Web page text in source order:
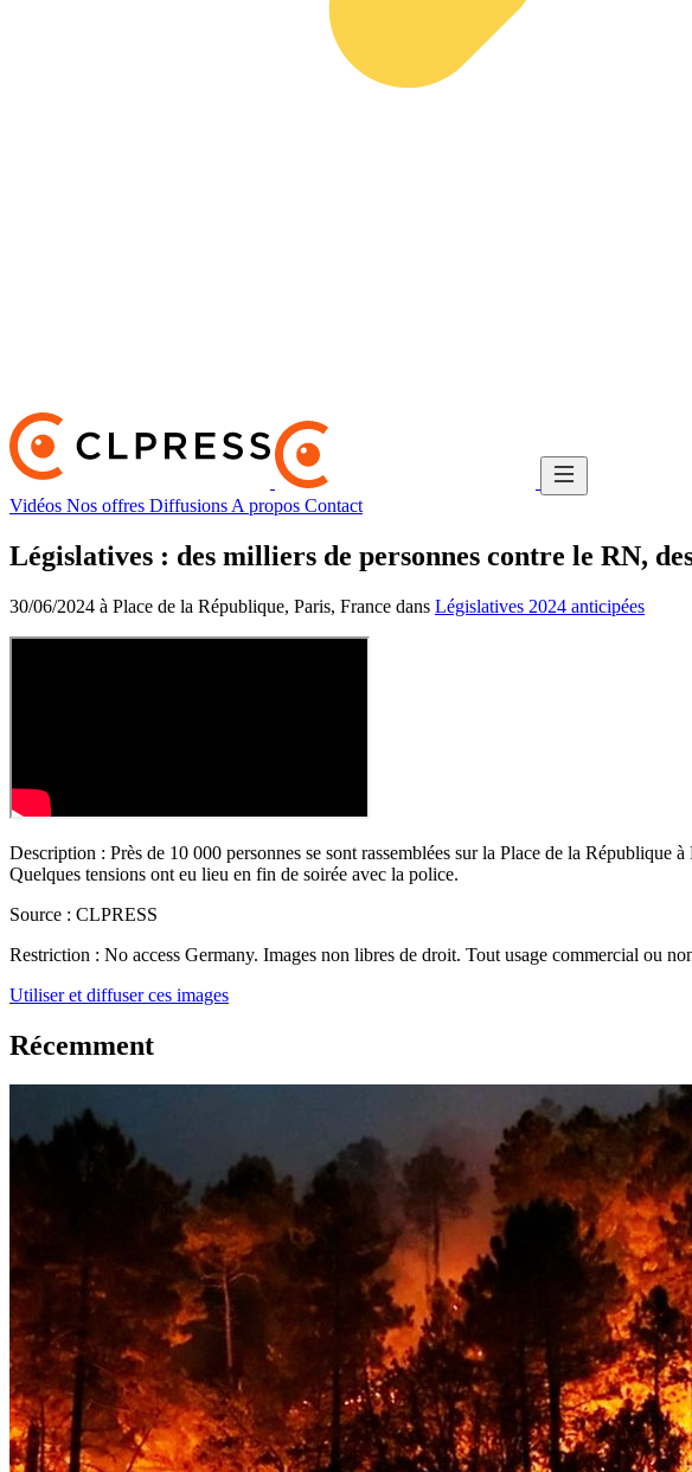
Vidéos Nos offres Diffusions A propos Contact
Législatives : des milliers de personnes contre le RN,
30/06/2024 à Place de la République, Paris, France dans Législatives 2024 anticipées
Description : Près de 10 000 personnes se sont rassemblées sur la Place de la
Quelques tensions ont eu lieu en fin de soirée avec la police.
Source : CLPRESS
Restriction : No access Germany. Images non libres de droit. Tout usage commercial ou
Utiliser et diffuser ces images
Récemment